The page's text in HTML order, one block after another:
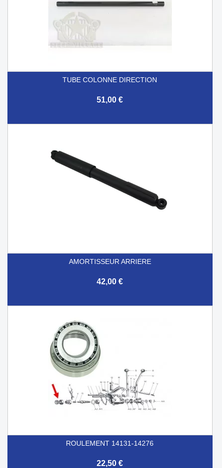
TUBE COLONNE DIRECTION
51,00 €
AMORTISSEUR ARRIERE
42,00 €
ROULEMENT 14131-14276
22,50 €